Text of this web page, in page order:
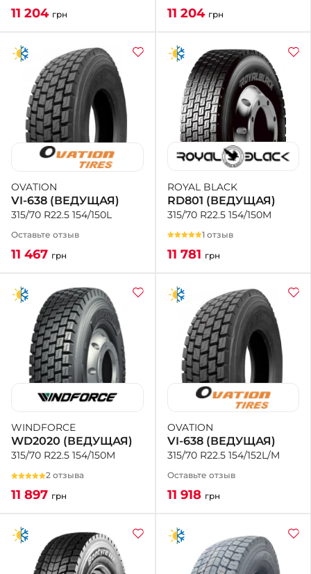
11 204 грн 11 204 грн
OVATION
VI-638 (ВЕДУЩАЯ)
315/70 R22.5 154/150L
Оставьте отзыв
11 467 грн
ROYAL BLACK
RD801 (ВЕДУЩАЯ)
315/70 R22.5 154/150M
1 отзыв
11 781 грн
WINDFORCE
WD2020 (ВЕДУЩАЯ)
315/70 R22.5 154/150M
2 отзыва
11 897 грн
OVATION
VI-638 (ВЕДУЩАЯ)
315/70 R22.5 154/152L/M
Оставьте отзыв
11 918 грн